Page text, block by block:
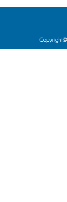
（５）「利用
立する会員に
（６）「知的
意匠権その他
利につき登録